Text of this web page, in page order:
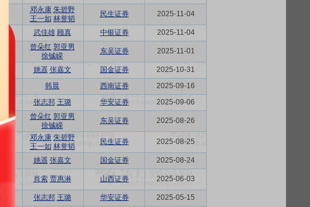
邓永康 朱碧野
王一如 林誉韬
民生证券 2025-11-04
武佳雄 顾真 中银证券 2025-11-04
曾朵红 郭亚男
徐铖嵘
东吴证券 2025-11-01
姚遥 张嘉文 国金证券
2025-10-31
韩晨 西南证券
2025-09-16
张志邦 王璐 华安证券 2025-09-06
曾朵红 郭亚男
徐铖嵘
东吴证券 2025-08-26
邓永康 朱碧野
王一如 林誉韬
民生证券 2025-08-25
姚遥 张嘉文 国金证券 2025-08-24
肖索 贾惠淋 山西证券 2025-06-03
张志邦 王璐 华安证券 2025-05-15